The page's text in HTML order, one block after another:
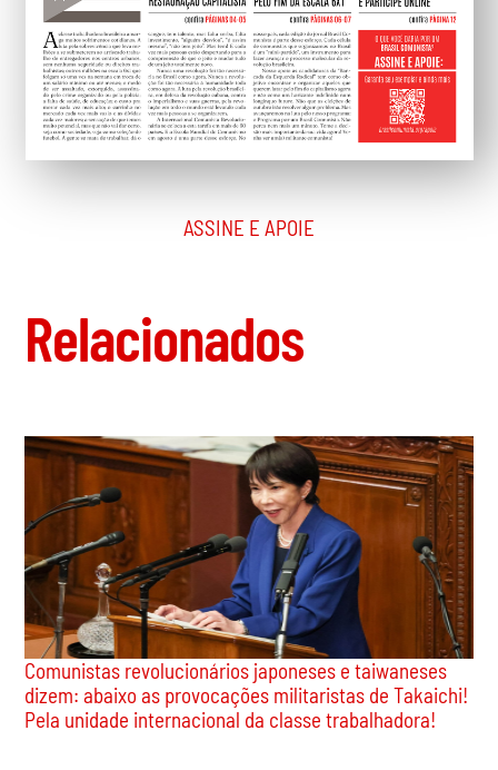
ASSINE E APOIE
Relacionados
Comunistas revolucionários japoneses e taiwaneses
dizem: abaixo as provocações militaristas de Takaichi!
Pela unidade internacional da classe trabalhadora!